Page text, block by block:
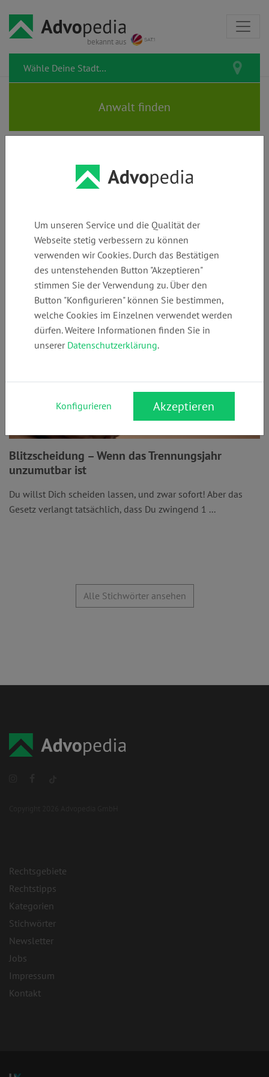
bekannt aus
Rechtstipps zum Thema
Blitzscheidung
Blitzscheidung – Wenn das Trennungsjahr
unzumutbar ist
Du willst Dich scheiden lassen, und zwar sofort! Aber das
Gesetz verlangt tatsächlich, dass Du zwingend 1 ...
Alle Stichwörter ansehen
Rechtsgebiete
Rechtstipps
Kategorien
Stichwörter
Newsletter
Jobs
Impressum
Kontakt
Um unseren Service und die Qualität der
Webseite stetig verbessern zu können
verwenden wir Cookies. Durch das Bestätigen
des untenstehenden Button "Akzeptieren"
stimmen Sie der Verwendung zu. Über den
Button "Konfigurieren" können Sie bestimmen,
welche Cookies im Einzelnen verwendet werden
dürfen. Weitere Informationen finden Sie in
unserer Datenschutzerklärung.
Konfigurieren Akzeptieren